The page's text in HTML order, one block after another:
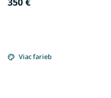
Viac farieb